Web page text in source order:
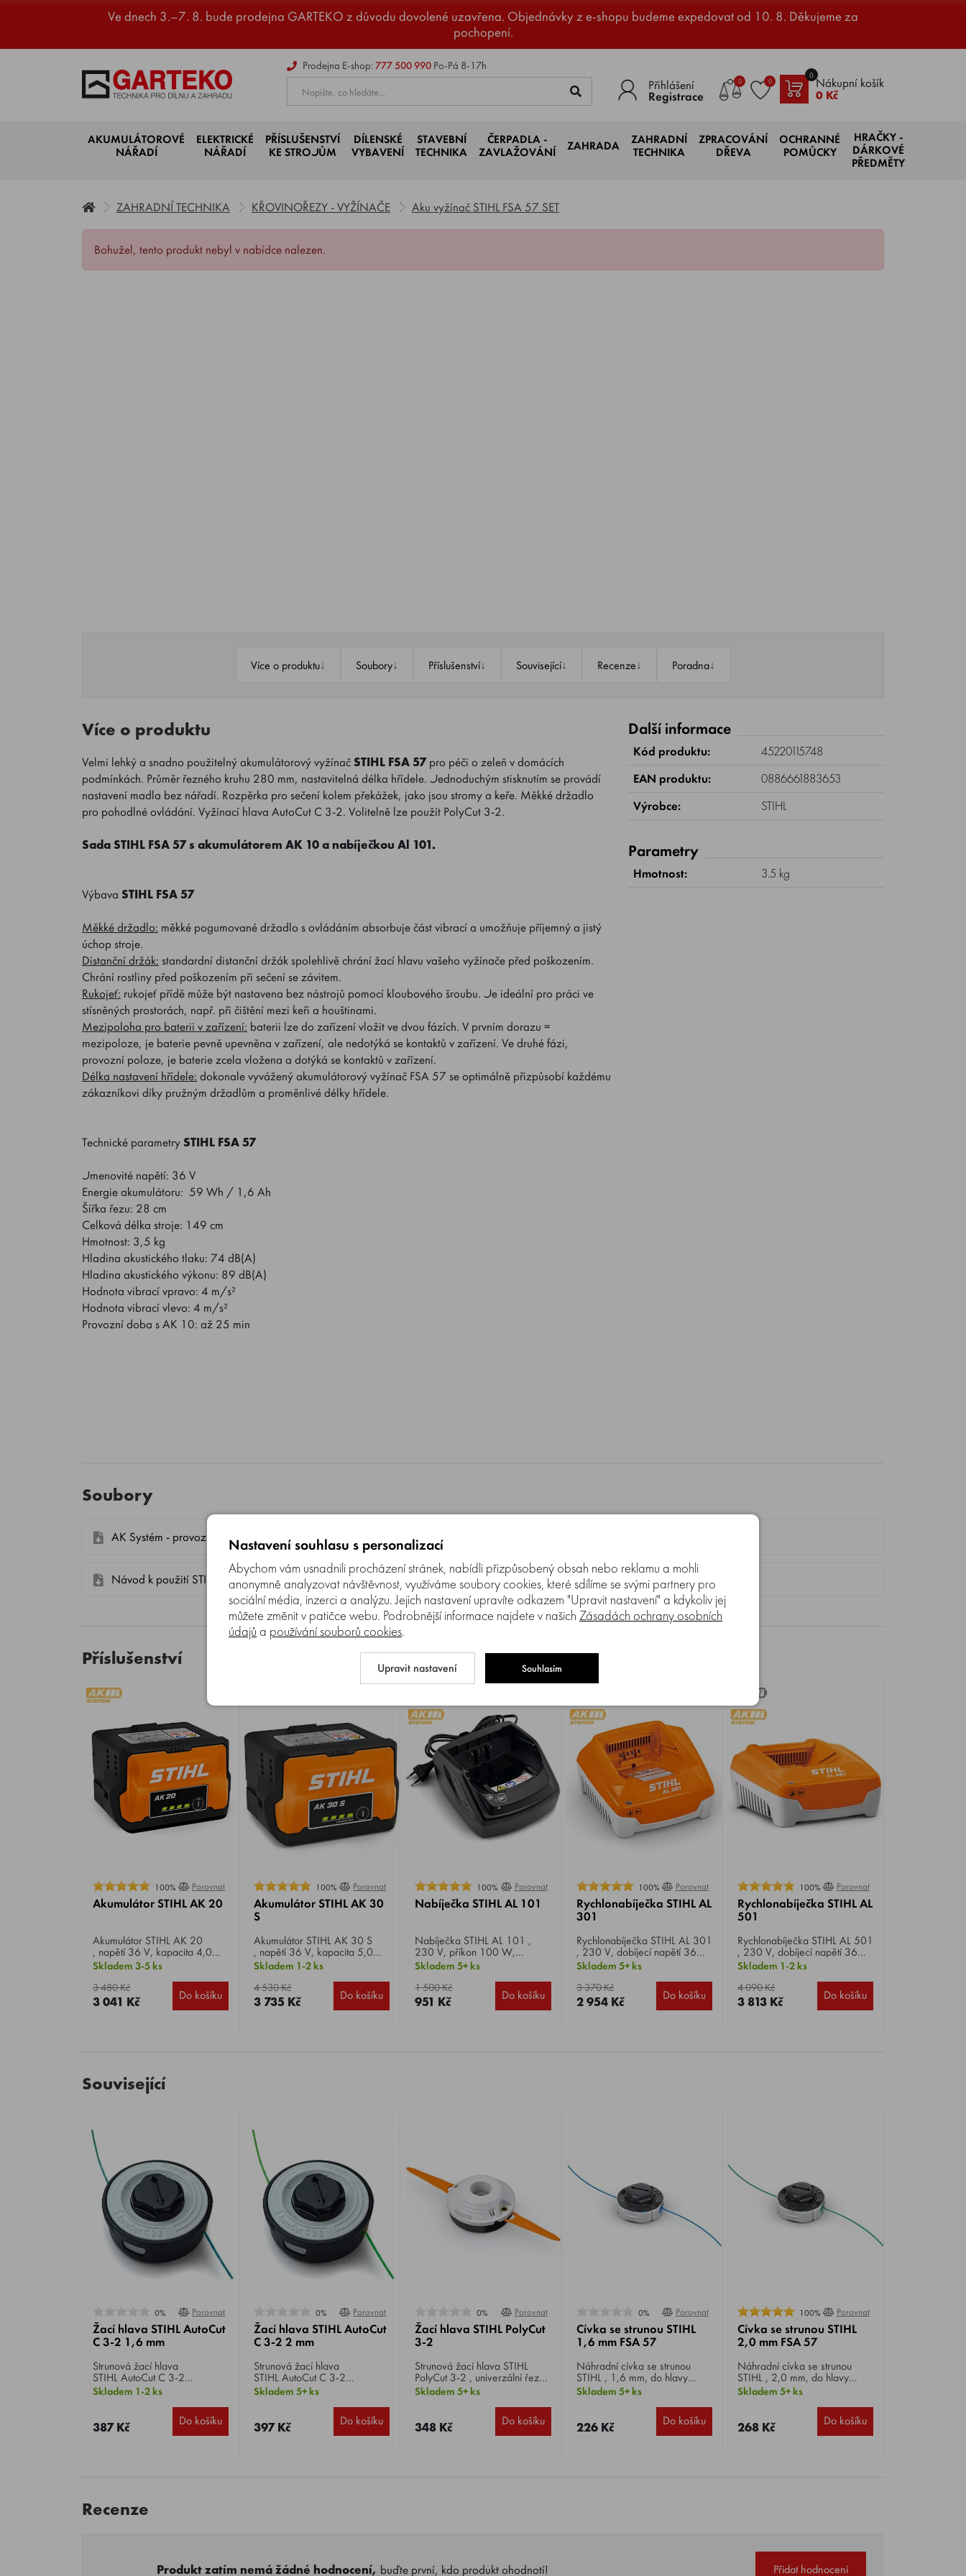
Ve dnech 3.–7. 8. bude prodejna GARTEKO z důvodu dovolené uzavřena. Objednávky z e-shopu budeme expedovat od 10. 8. Děkujeme za
pochopení.
Prodejna E-shop:777 500 990 Po-Pá 8-17h
Přihlášení
Registrace
0 0 Nákupní košík
0 Kč
0
AKUMULÁTOROVÉ
NÁŘADÍ
ELEKTRICKÉ
NÁŘADÍ
PŘÍSLUŠENSTVÍ
KE STROJŮM
DÍLENSKÉ
VYBAVENÍ
STAVEBNÍ
TECHNIKA
ČERPADLA -
ZAVLAŽOVÁNÍ
ZAHRADA
ZAHRADNÍ
TECHNIKA
ZPRACOVÁNÍ
DŘEVA
OCHRANNÉ
POMŮCKY
HRAČKY -
DÁRKOVÉ
PŘEDMĚTY
ZAHRADNÍ TECHNIKA KŘOVINOŘEZY - VYŽÍNAČE Aku vyžínač STIHL FSA 57 SET
Bohužel, tento produkt nebyl v nabídce nalezen.
Více o produktu↓ Soubory↓ Příslušenství↓ Související↓ Recenze↓ Poradna↓
Více o produktu
Velmi lehký a snadno použitelný akumulátorový vyžínač STIHL FSA 57pro péči o zeleň v domácích
podmínkách. Průměr řezného kruhu 280 mm, nastavitelná délka hřídele. Jednoduchým stisknutím se provádí
nastavení madla bez nářadí. Rozpěrka pro sečení kolem překážek, jako jsou stromy a keře. Měkké držadlo
pro pohodlné ovládání. Vyžínací hlava AutoCut C 3-2. Volitelně lze použít PolyCut 3-2.
Sada STIHL FSA 57 s akumulátorem AK 10 a nabíječkou Al 101.
Výbava STIHL FSA 57
Měkké držadlo: měkké pogumované držadlo s ovládáním absorbuje část vibrací a umožňuje příjemný a jistý
úchop stroje.
Distanční držák: standardní distanční držák spolehlivě chrání žací hlavu vašeho vyžínače před poškozením.
Chrání rostliny před poškozením při sečení se závitem.
Rukojeť: rukojeť přídě může být nastavena bez nástrojů pomocí kloubového šroubu. Je ideální pro práci ve
stísněných prostorách, např. při čištění mezi keři a houštinami.
Mezipoloha pro baterii v zařízení: baterii lze do zařízení vložit ve dvou fázích. V prvním dorazu =
mezipoloze, je baterie pevně upevněna v zařízení, ale nedotýká se kontaktů v zařízení. Ve druhé fázi,
provozní poloze, je baterie zcela vložena a dotýká se kontaktů v zařízení.
Délka nastavení hřídele: dokonale vyvážený akumulátorový vyžínač FSA 57 se optimálně přizpůsobí každému
zákazníkovi díky pružným držadlům a proměnlivé délky hřídele.
Technické parametry STIHL FSA 57
Jmenovité napětí: 36 V
Energie akumulátoru: 59 Wh / 1,6 Ah
Šířka řezu: 28 cm
Celková délka stroje: 149 cm
Hmotnost: 3,5 kg
Hladina akustického tlaku: 74 dB(A)
Hladina akustického výkonu: 89 dB(A)
Hodnota vibrací vpravo: 4 m/s²
Hodnota vibrací vlevo: 4 m/s²
Provozní doba s AK 10: až 25 min
Další informace
Kód produktu:
45220115748
EAN produktu:
0886661883653
Výrobce:
STIHL
Parametry
Hmotnost: 3.5 kg
Soubory
AK Systém - provozní časy strojů
Návod k použití STIHL FSA 57
Příslušenství
100% Porovnat
Akumulátor STIHL AK 20
Akumulátor STIHL AK 20
, napětí 36 V, kapacita 4,0
Ah, typ baterie Li-ion.
Skladem 3-5 ks
3 480 Kč
3 041 Kč Do košíku
100% Porovnat
Akumulátor STIHL AK 30
S
Akumulátor STIHL AK 30 S
, napětí 36 V, kapacita 5,0
Ah, typ baterie Li-ion, hmotnost
Skladem 1-2 ks
4 530 Kč
3 735 Kč Do košíku
100% Porovnat
Nabíječka STIHL AL 101
Nabíječka STIHL AL 101 ,
230 V, příkon 100 W,
dobíjecí napětí 36 V,
akumulátory STIHL.
Skladem 5+ ks
1 500 Kč
951 Kč Do košíku
100% Porovnat
Rychlonabíječka STIHL AL
301
Rychlonabíječka STIHL AL 301
, 230 V, dobíjecí napětí 36
V, pro rychlé nabíjení
aktivním chlazením.
Skladem 5+ ks
3 370 Kč
2 954 Kč Do košíku
100% Porovnat
Rychlonabíječka STIHL AL
501
Rychlonabíječka STIHL AL 501
, 230 V, dobíjecí napětí 36
V, pro velmi rychlé a šetrné
AR s aktivním chlazením.
Skladem 1-2 ks
4 090 Kč
3 813 Kč Do košíku
Související
0% Porovnat
Žací hlava STIHL AutoCut
C 3-2 1,6 mm
Strunová žací hlava
STIHL AutoCut C 3-2
, dvoustrunová, pro vyžínání a
automaticky nastaví krátkým
přitisknutím žací hlavy k zemi.
Vhodné pro model FSA 57.
Skladem 1-2 ks
387 Kč Do košíku
0% Porovnat
Žací hlava STIHL AutoCut
C 3-2 2 mm
Strunová žací hlava
STIHL AutoCut C 3-2
, dvoustrunová, pro vyžínání a
automaticky nastaví krátkým
přitisknutím žací hlavy k zemi.
Vhodné pro model FSA 57.
Skladem 5+ ks
397 Kč Do košíku
0% Porovnat
Žací hlava STIHL PolyCut
3-2
Strunová žací hlava STIHL
PolyCut 3-2 , univerzální řezný
nástroj pro začišťovací práce
plastové nože, lze také osadit
zkrácenou žací strunou 1,4 /
1,6 mm. Vhodné pro vyžínač
Skladem 5+ ks
348 Kč Do košíku
0% Porovnat
Cívka se strunou STIHL
1,6 mm FSA 57
Náhradní cívka se strunou
STIHL , 1,6 mm, do hlavy
STIHL AutoCut C 3-2, vhodná
Skladem 5+ ks
226 Kč Do košíku
100% Porovnat
Cívka se strunou STIHL
2,0 mm FSA 57
Náhradní cívka se strunou
STIHL , 2,0 mm, do hlavy
STIHL AutoCut C 3-2, vhodná
Skladem 5+ ks
268 Kč Do košíku
Recenze
Produkt zatím nemá žádné hodnocení, buďte první, kdo produkt ohodnotí! Přidat hodnocení
Nastavení souhlasu s personalizací
Abychom vám usnadnili procházení stránek, nabídli přizpůsobený obsah nebo reklamu a mohli
anonymně analyzovat návštěvnost, využíváme soubory cookies, které sdílíme se svými partnery pro
sociální média, inzerci a analýzu. Jejich nastavení upravíte odkazem "Upravit nastavení" a kdykoliv jej
můžete změnit v patičce webu. Podrobnější informace najdete v našich Zásadách ochrany osobních
údajů a používání souborů cookies.
Upravit nastavení Souhlasím